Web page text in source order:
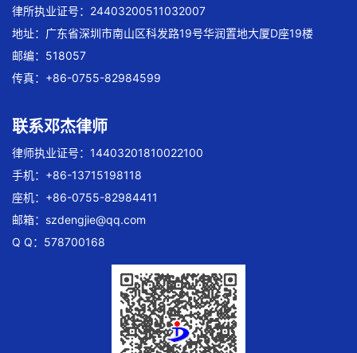
律所执业证号：24403200511032007
地址：广东省深圳市南山区科发路19号华润置地大厦D座19楼
邮编：518057
传真：+86-0755-82984599
联系邓杰律师
律师执业证号：14403201810022100
手机：+86-13715198118
座机：+86-0755-82984411
邮箱： szdengjie@qq.com
Q Q：578700168